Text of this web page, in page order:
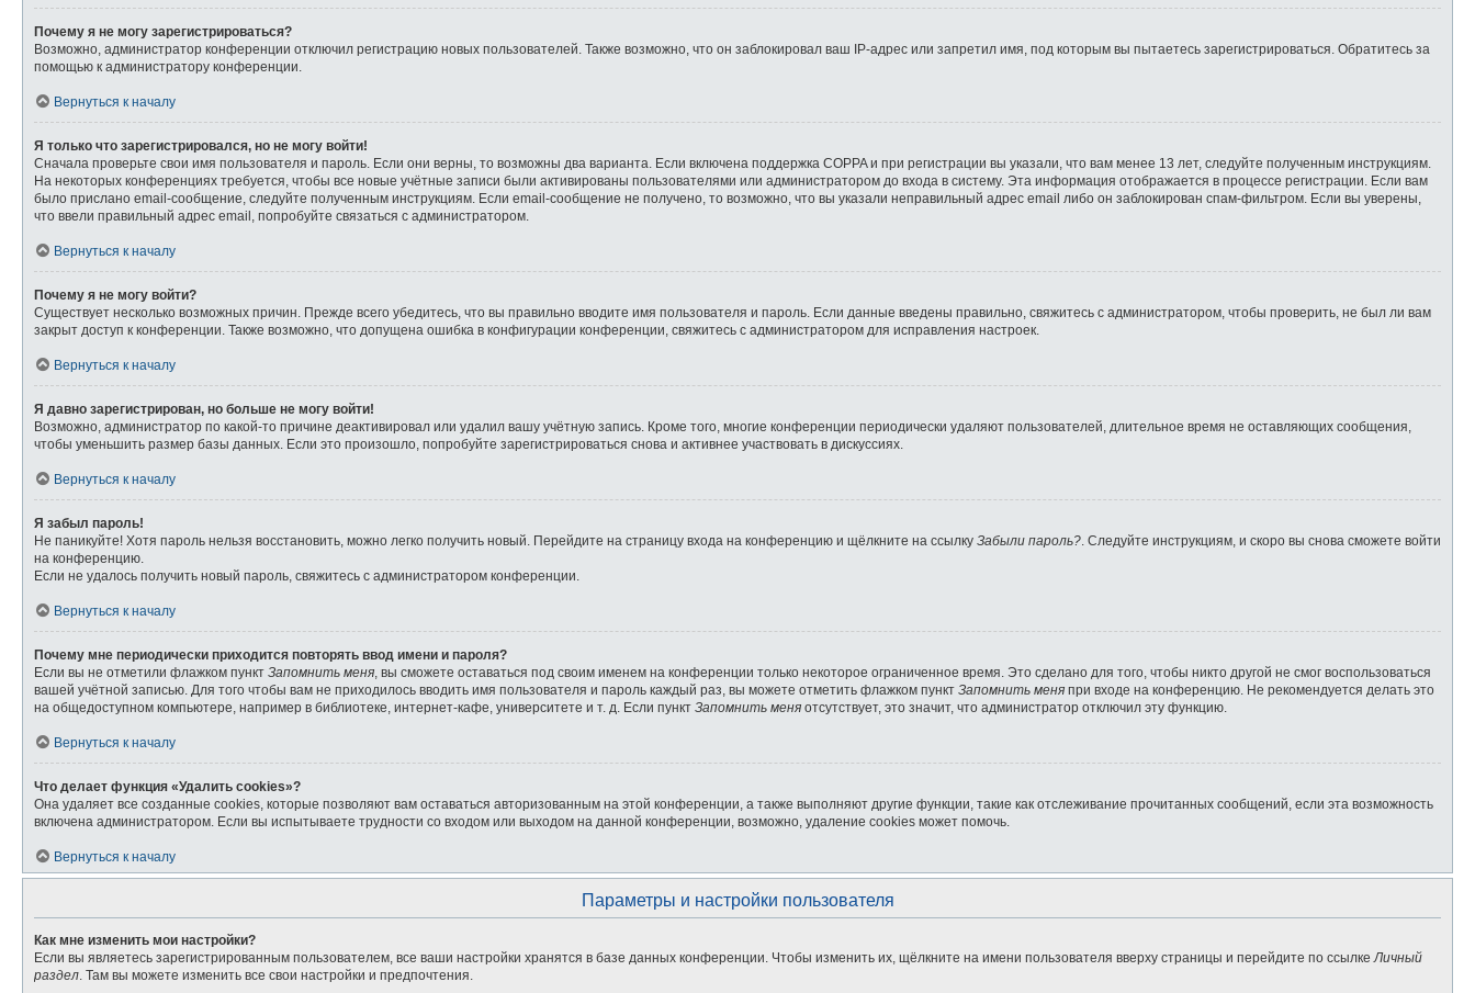
Почему я не могу зарегистрироваться?
Возможно, администратор конференции отключил регистрацию новых пользователей. Также возможно, что он заблокировал ваш IP-адрес или запретил имя, под которым вы пытаетесь зарегистрироваться. Обратитесь за
помощью к администратору конференции.
Вернуться к началу
Я только что зарегистрировался, но не могу войти!
Сначала проверьте свои имя пользователя и пароль. Если они верны, то возможны два варианта. Если включена поддержка COPPA и при регистрации вы указали, что вам менее 13 лет, следуйте полученным инструкциям.
На некоторых конференциях требуется, чтобы все новые учётные записи были активированы пользователями или администратором до входа в систему. Эта информация отображается в процессе регистрации. Если вам
было прислано email-сообщение, следуйте полученным инструкциям. Если email-сообщение не получено, то возможно, что вы указали неправильный адрес email либо он заблокирован спам-фильтром. Если вы уверены,
что ввели правильный адрес email, попробуйте связаться с администратором.
Вернуться к началу
Почему я не могу войти?
Существует несколько возможных причин. Прежде всего убедитесь, что вы правильно вводите имя пользователя и пароль. Если данные введены правильно, свяжитесь с администратором, чтобы проверить, не был ли вам
закрыт доступ к конференции. Также возможно, что допущена ошибка в конфигурации конференции, свяжитесь с администратором для исправления настроек.
Вернуться к началу
Я давно зарегистрирован, но больше не могу войти!
Возможно, администратор по какой-то причине деактивировал или удалил вашу учётную запись. Кроме того, многие конференции периодически удаляют пользователей, длительное время не оставляющих сообщения,
чтобы уменьшить размер базы данных. Если это произошло, попробуйте зарегистрироваться снова и активнее участвовать в дискуссиях.
Вернуться к началу
Я забыл пароль!
Не паникуйте! Хотя пароль нельзя восстановить, можно легко получить новый. Перейдите на страницу входа на конференцию и щёлкните на ссылку Забыли пароль?. Следуйте инструкциям, и скоро вы снова сможете войти
на конференцию.
Если не удалось получить новый пароль, свяжитесь с администратором конференции.
Вернуться к началу
Почему мне периодически приходится повторять ввод имени и пароля?
Если вы не отметили флажком пункт Запомнить меня, вы сможете оставаться под своим именем на конференции только некоторое ограниченное время. Это сделано для того, чтобы никто другой не смог воспользоваться
вашей учётной записью. Для того чтобы вам не приходилось вводить имя пользователя и пароль каждый раз, вы можете отметить флажком пункт Запомнить меня при входе на конференцию. Не рекомендуется делать это
на общедоступном компьютере, например в библиотеке, интернет-кафе, университете и т. д. Если пункт Запомнить меня отсутствует, это значит, что администратор отключил эту функцию.
Вернуться к началу
Что делает функция «Удалить cookies»?
Она удаляет все созданные cookies, которые позволяют вам оставаться авторизованным на этой конференции, а также выполняют другие функции, такие как отслеживание прочитанных сообщений, если эта возможность
включена администратором. Если вы испытываете трудности со входом или выходом на данной конференции, возможно, удаление cookies может помочь.
Вернуться к началу
Параметры и настройки пользователя
Как мне изменить мои настройки?
Если вы являетесь зарегистрированным пользователем, все ваши настройки хранятся в базе данных конференции. Чтобы изменить их, щёлкните на имени пользователя вверху страницы и перейдите по ссылкеЛичный
раздел. Там вы можете изменить все свои настройки и предпочтения.